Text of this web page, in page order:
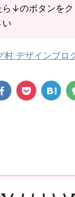
ら↓のボタンをク
い